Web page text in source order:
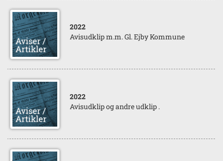
2022
Avisudklip m.m. Gl. Ejby Kommune
2022
Avisudklip og andre udklip .